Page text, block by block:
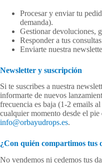
Procesar y enviar tu
demanda).
Gestionar devoluciones,
Responder a tus
Enviarte nuestra
Newsletter y suscripción
Si te suscribes a nuestra
informarte de nuevos
frecuencia es baja (1-2 emails
cualquier momento desde el
info@orbayudrops.es.
¿Con quién compartimos tus
No vendemos ni cedemos tus